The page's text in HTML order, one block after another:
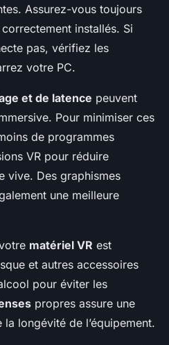
Assurez-vous toujours
installés. Si
pas, vérifiez les
votre PC.
et de latence peuvent
Pour minimiser ces
de programmes
VR pour réduire
vive. Des graphismes
une meilleure
matériel VR est
et autres accessoires
pour éviter les
propres assure une
longévité de l’équipement.